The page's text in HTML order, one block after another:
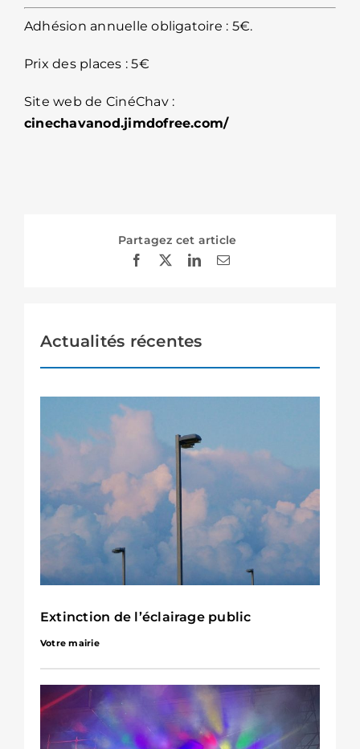
Adhésion annuelle obligatoire : 5€.
Prix des places : 5€
Site web de CinéChav :
cinechavanod.jimdofree.com/
Partagez cet article
Actualités récentes
Extinction de l’éclairage public
Votre mairie